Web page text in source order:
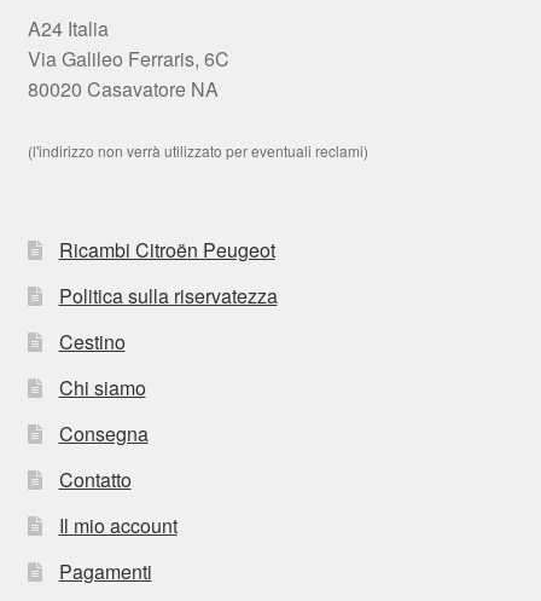
A24 Italia
Via Galileo Ferraris, 6C
80020 Casavatore NA
(l'indirizzo non verrà utilizzato per eventuali reclami)
Ricambi Citroën Peugeot
Politica sulla riservatezza
Cestino
Chi siamo
Consegna
Contatto
Il mio account
Pagamenti